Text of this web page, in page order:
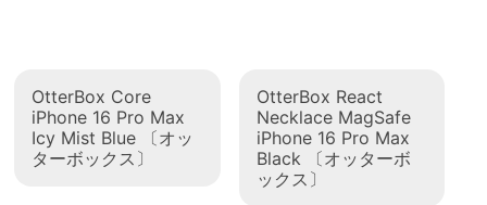
OtterBox Core
iPhone 16 Pro Max
Icy Mist Blue 〔オッ
ターボックス〕
OtterBox React
Necklace MagSafe
iPhone 16 Pro Max
Black 〔オッターボ
ックス〕